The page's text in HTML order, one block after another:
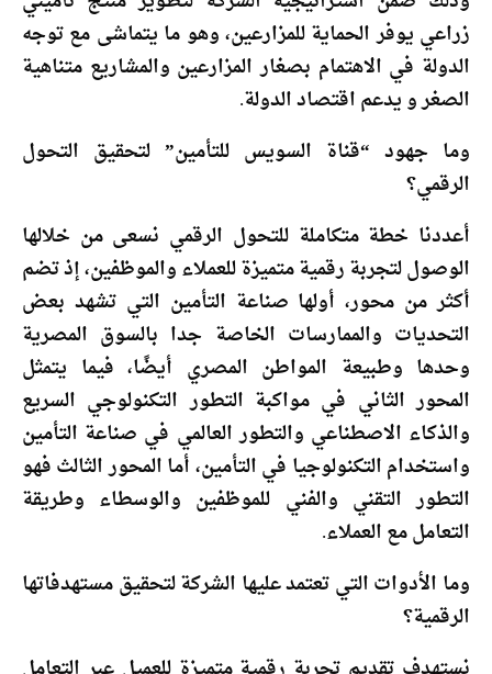
زراعي يوفر الحماية للمزارعين، وهو ما يتماشى مع توجه
الدولة في الاهتمام بصغار المزارعين والمشاريع متناهية
الصغر و يدعم اقتصاد الدولة.
وما جهود “قناة السويس للتأمين” لتحقيق التحول
الرقمي؟
أعددنا خطة متكاملة للتحول الرقمي نسعى من خلالها
الوصول لتجربة رقمية متميزة للعملاء والموظفين، إذ تضم
أكثر من محور، أولها صناعة التأمين التي تشهد بعض
التحديات والممارسات الخاصة جدا بالسوق المصرية
وحدها وطبيعة المواطن المصري أيضًا، فيما يتمثل
المحور الثاني في مواكبة التطور التكنولوجي السريع
والذكاء الاصطناعي والتطور العالمي في صناعة التأمين
واستخدام التكنولوجيا في التأمين، أما المحور الثالث فهو
التطور التقني والفني للموظفين والوسطاء وطريقة
التعامل مع العملاء.
وما الأدوات التي تعتمد عليها الشركة لتحقيق مستهدفاتها
الرقمية؟